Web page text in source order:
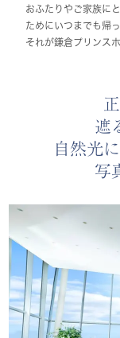
おふたりやご家族に
ためにいつまでも帰
それが鎌倉プリンス
遮
自然光
写